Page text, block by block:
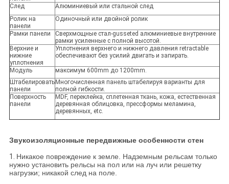
След
Алюминиевый или стальной след
Ролик на
панели
Одиночный или двойной ролик
Рамки панели
Сверхмощные стал-gusseted алюминиевые внутренние
рамки усиленные с полной высотой.
Верхние и
нижние
уплотнения
Уплотнения верхнего и нижнего давления retractable
обеспечивают без усилий двигать и запирать.
Модуль
максимум 600mm до 1200mm.
Штабелировать
панели
Многочисленная панель штабелируя варианты для
полной гибкости.
Поверхность
панели
MDF, переклейка, сплетенная ткань, кожа, естественная
деревянная облицовка, прессформы меламина,
деревянных, etc.
Звукоизоляционные передвижные особенности стен
1. Никакое повреждение к земле. Надземным рельсам только
нужно установить рельсы на пол или на луч или решетку
нагрузки; никакой след на поле.